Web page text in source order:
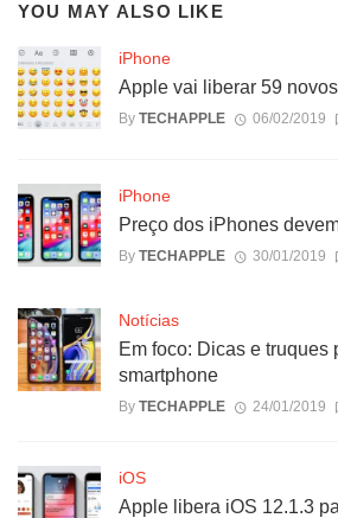
YOU MAY ALSO LIKE
iPhone
Apple vai liberar 59
By TECHAPPLE 06/02/2019
iPhone
Preço dos iPhones
By TECHAPPLE 30/01/2019
Notícias
Em foco: Dicas e truques
smartphone
By TECHAPPLE 24/01/2019
iOS
Apple libera iOS 12.1.3